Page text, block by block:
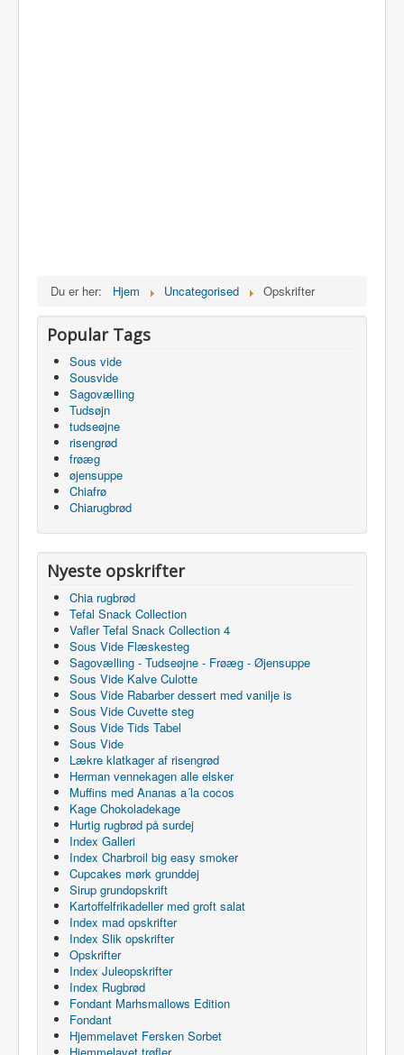
Du er her: Hjem Uncategorised Opskrifter
Popular Tags
Sous vide
Sousvide
Sagovælling
Tudsøjn
tudseøjne
risengrød
frøæg
øjensuppe
Chiafrø
Chiarugbrød
Nyeste opskrifter
Chia rugbrød
Tefal Snack Collection
Vafler Tefal Snack Collection 4
Sous Vide Flæskesteg
Sagovælling - Tudseøjne - Frøæg - Øjensuppe
Sous Vide Kalve Culotte
Sous Vide Rabarber dessert med vanilje is
Sous Vide Cuvette steg
Sous Vide Tids Tabel
Sous Vide
Lækre klatkager af risengrød
Herman vennekagen alle elsker
Muffins med Ananas a´la cocos
Kage Chokoladekage
Hurtig rugbrød på surdej
Index Galleri
Index Charbroil big easy smoker
Cupcakes mørk grunddej
Sirup grundopskrift
Kartoffelfrikadeller med groft salat
Index mad opskrifter
Index Slik opskrifter
Opskrifter
Index Juleopskrifter
Index Rugbrød
Fondant Marhsmallows Edition
Fondant
Hjemmelavet Fersken Sorbet